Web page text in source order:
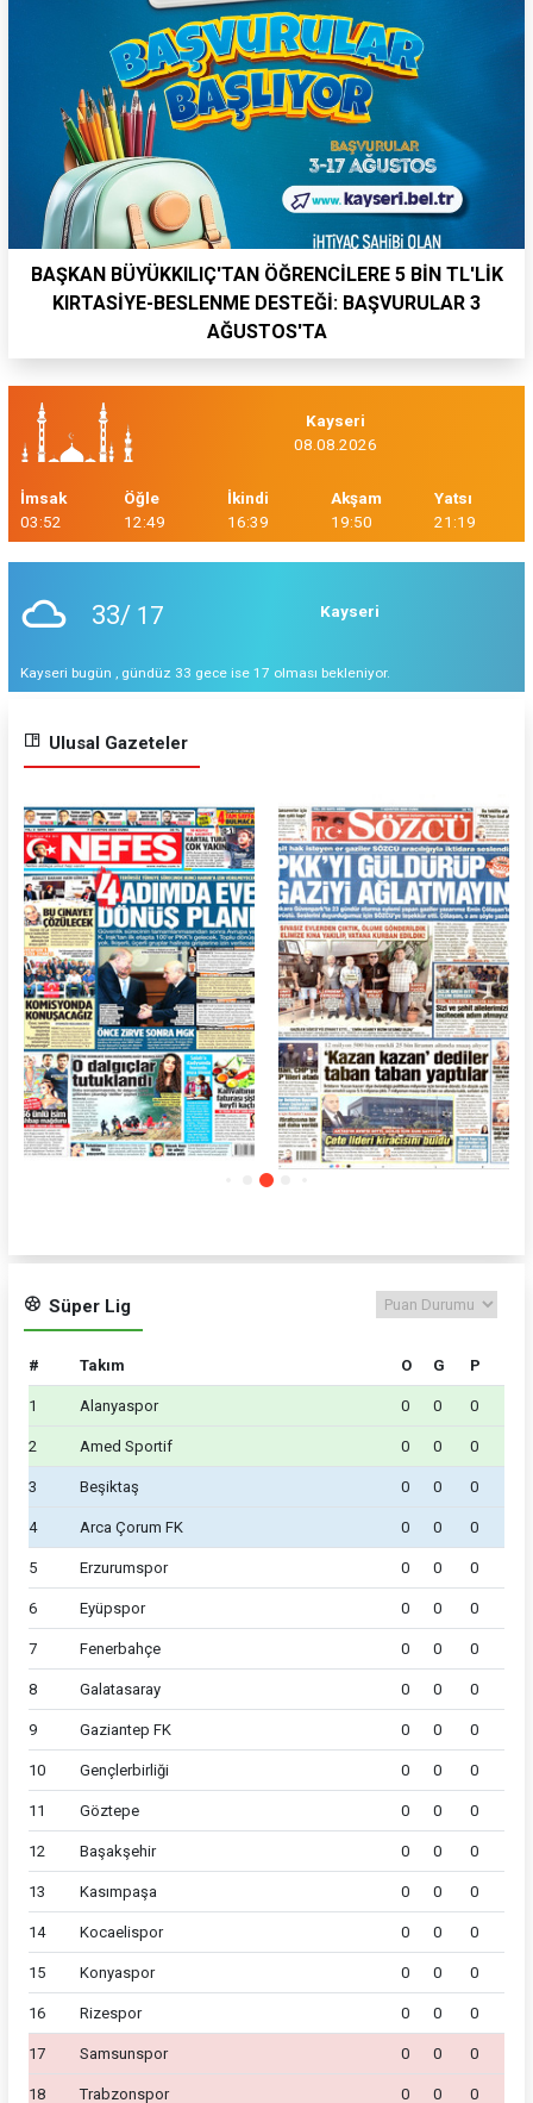
BAŞKAN BÜYÜKKILIÇ'TAN ÖĞRENCİLERE 5 BİN TL'LİK
KIRTASİYE-BESLENME DESTEĞİ: BAŞVURULAR 3
AĞUSTOS'TA
Kayseri
08.08.2026
İmsak
03:52
Öğle
12:49
İkindi
16:39
Akşam
19:50
Yatsı
21:19
33/ 17 Kayseri
Kayseri bugün , gündüz 33 gece ise 17 olması bekleniyor.
Ulusal Gazeteler
Süper Lig
# Takım O G P
1 Alanyaspor 0 0 0
2 Amed Sportif 0 0 0
3 Beşiktaş 0 0 0
4 Arca Çorum FK 0 0 0
5 Erzurumspor 0 0 0
6 Eyüpspor 0 0 0
7 Fenerbahçe 0 0 0
8 Galatasaray 0 0 0
9 Gaziantep FK 0 0 0
10 Gençlerbirliği 0 0 0
11 Göztepe 0 0 0
12 Başakşehir 0 0 0
13 Kasımpaşa 0 0 0
14 Kocaelispor 0 0 0
15 Konyaspor 0 0 0
16 Rizespor 0 0 0
17 Samsunspor 0 0 0
18 Trabzonspor 0 0 0